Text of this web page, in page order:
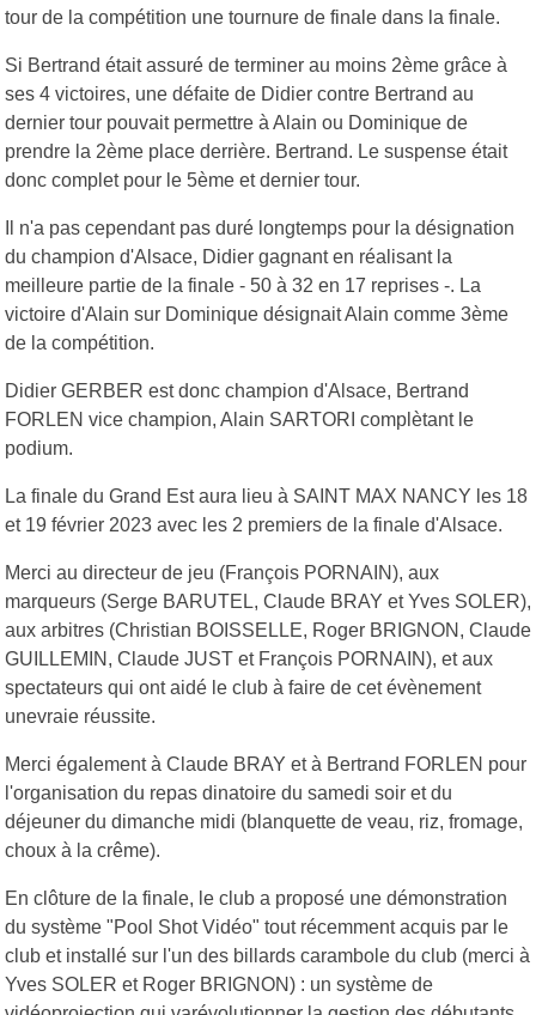
tour de la compétition une tournure de finale dans la finale.
Si Bertrand était assuré de terminer au moins 2ème grâce à
ses 4 victoires, une défaite de Didier contre Bertrand au
dernier tour pouvait permettre à Alain ou Dominique de
prendre la 2ème place derrière. Bertrand. Le suspense était
donc complet pour le 5ème et dernier tour.
Il n'a pas cependant pas duré longtemps pour la désignation
du champion d'Alsace, Didier gagnant en réalisant la
meilleure partie de la finale - 50 à 32 en 17 reprises -. La
victoire d'Alain sur Dominique désignait Alain comme 3ème
de la compétition.
Didier GERBER est donc champion d'Alsace, Bertrand
FORLEN vice champion, Alain SARTORI complètant le
podium.
La finale du Grand Est aura lieu à SAINT MAX NANCY les 18
et 19 février 2023 avec les 2 premiers de la finale d'Alsace.
Merci au directeur de jeu (François PORNAIN), aux
marqueurs (Serge BARUTEL, Claude BRAY et Yves SOLER),
aux arbitres (Christian BOISSELLE, Roger BRIGNON, Claude
GUILLEMIN, Claude JUST et François PORNAIN), et aux
spectateurs qui ont aidé le club à faire de cet évènement
unevraie réussite.
Merci également à Claude BRAY et à Bertrand FORLEN pour
l'organisation du repas dinatoire du samedi soir et du
déjeuner du dimanche midi (blanquette de veau, riz, fromage,
choux à la crême).
En clôture de la finale, le club a proposé une démonstration
du système "Pool Shot Vidéo" tout récemment acquis par le
club et installé sur l'un des billards carambole du club (merci à
Yves SOLER et Roger BRIGNON) : un système de